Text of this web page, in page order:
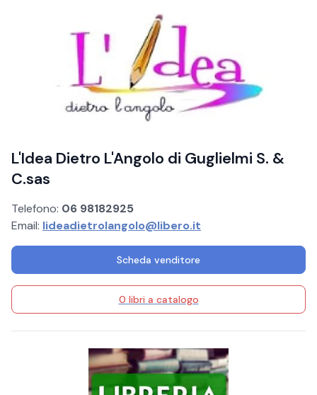
L'Idea Dietro L'Angolo di Guglielmi S. &
C.sas
Telefono: 06 98182925
Email: lideadietrolangolo@libero.it
Scheda venditore
0 libri a catalogo